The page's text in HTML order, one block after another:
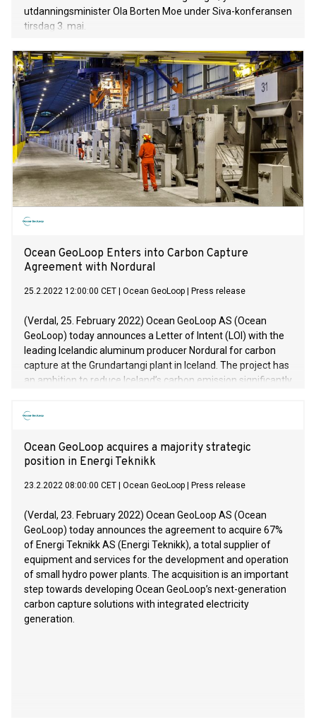
utdanningsminister Ola Borten Moe under Siva-konferansen
tirsdag 3. mai.
Ocean GeoLoop Enters into Carbon Capture
Agreement with Nordural
25.2.2022 12:00:00 CET Ocean GeoLoop Press release
(Verdal, 25. February 2022) Ocean GeoLoop AS (Ocean
GeoLoop) today announces a Letter of Intent (LOI) with the
leading Icelandic aluminum producer Nordural for carbon
capture at the Grundartangi plant in Iceland. The project has
an ambition to reduce Iceland’s carbon emission significantly
Ocean GeoLoop acquires a majority strategic
position in Energi Teknikk
23.2.2022 08:00:00 CET Ocean GeoLoop Press release
(Verdal, 23. February 2022) Ocean GeoLoop AS (Ocean
GeoLoop) today announces the agreement to acquire 67%
of Energi Teknikk AS (Energi Teknikk), a total supplier of
equipment and services for the development and operation
of small hydro power plants. The acquisition is an important
step towards developing Ocean GeoLoop’s next-generation
carbon capture solutions with integrated electricity
generation.